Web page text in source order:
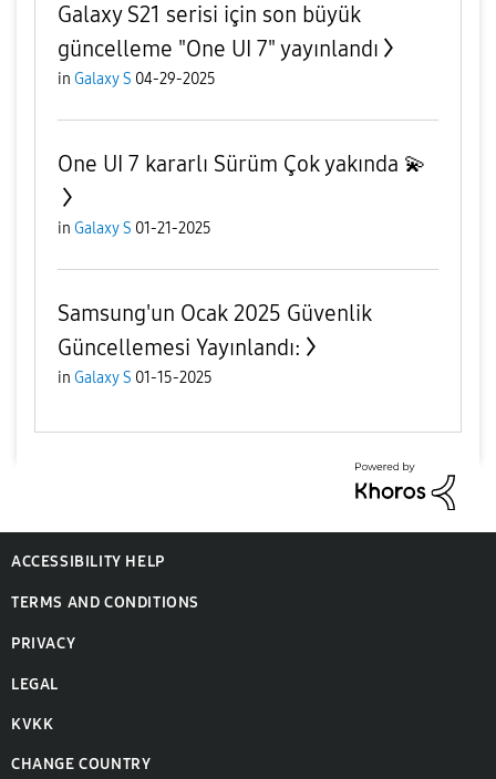
Galaxy S21 serisi için son büyük
güncelleme "One UI 7" yayınlandı
in Galaxy S 04-29-2025
One UI 7 kararlı Sürüm Çok yakında 💫
in Galaxy S 01-21-2025
Samsung'un Ocak 2025 Güvenlik
Güncellemesi Yayınlandı:
in Galaxy S 01-15-2025
ACCESSIBILITY HELP
TERMS AND CONDITIONS
PRIVACY
LEGAL
KVKK
CHANGE COUNTRY